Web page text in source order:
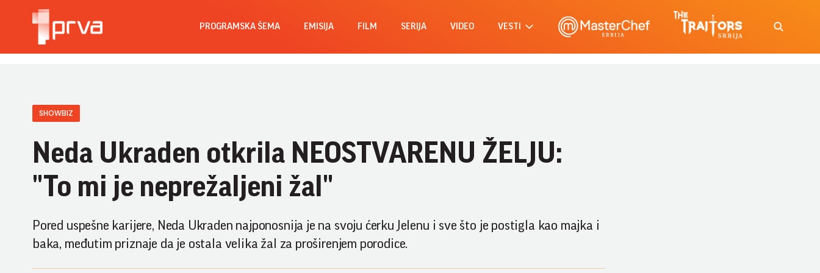
PROGRAMSKA ŠEMA EMISIJA FILM SERIJA VIDEO VESTI
SHOWBIZ
Neda Ukraden otkrila NEOSTVARENU ŽELJU:
"To mi je neprežaljeni žal"
Pored uspešne karijere, Neda Ukraden najponosnija je na svoju ćerku Jelenu i sve što je postigla kao majka i
baka, međutim priznaje da je ostala velika žal za proširenjem porodice.